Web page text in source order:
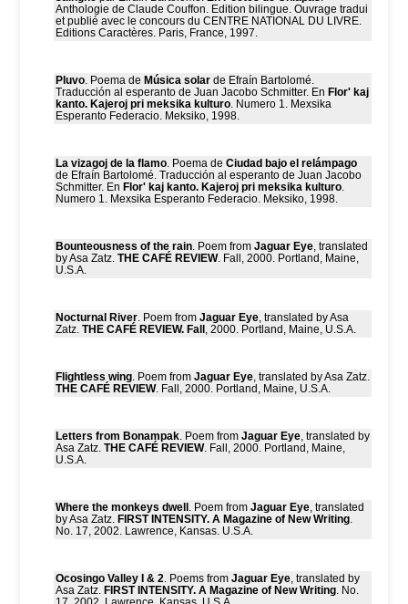
Anthologie de Claude Couffon. Edition bilingue. Ouvrage tradui
et publié avec le concours du CENTRE NATIONAL DU LIVRE.
Editions Caractères. Paris, France, 1997.
Pluvo. Poema de Música solarde Efraín Bartolomé.
Traducción al esperanto de Juan Jacobo Schmitter. En Flor' kaj
kanto. Kajeroj pri meksika kulturo. Numero 1. Mexsika
Esperanto Federacio. Meksiko, 1998.
La vizagoj de la flamo. Poema de Ciudad bajo el relámpago
de Efraín Bartolomé. Traducción al esperanto de Juan Jacobo
Schmitter. En Flor' kaj kanto. Kajeroj pri meksika kulturo.
Numero 1. Mexsika Esperanto Federacio. Meksiko, 1998.
Bounteousness of the rain. Poem from Jaguar Eye, translated
by Asa Zatz. THE CAFÉ REVIEW. Fall, 2000. Portland, Maine,
U.S.A.
Nocturnal River. Poem from Jaguar Eye, translated by Asa
Zatz. THE CAFÉ REVIEW. Fall , 2000. Portland, Maine, U.S.A.
Flightless wing. Poem from Jaguar Eye, translated by Asa Zatz.
THE CAFÉ REVIEW. Fall, 2000. Portland, Maine, U.S.A.
Letters from Bonampak. Poem from Jaguar Eye, translated by
Asa Zatz. THE CAFÉ REVIEW. Fall, 2000. Portland, Maine,
U.S.A.
Where the monkeys dwell . Poem from Jaguar Eye, translated
by Asa Zatz. FIRST INTENSITY. A Magazine of New Writing.
No. 17, 2002. Lawrence, Kansas. U.S.A.
Ocosingo Valley I & 2. Poems from Jaguar Eye, translated by
Asa Zatz. FIRST INTENSITY. A Magazine of New Writing. No.